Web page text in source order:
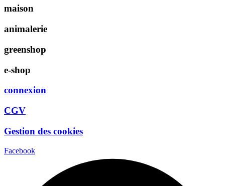
maison
animalerie
greenshop
e-shop
connexion
CGV
Gestion des cookies
Facebook